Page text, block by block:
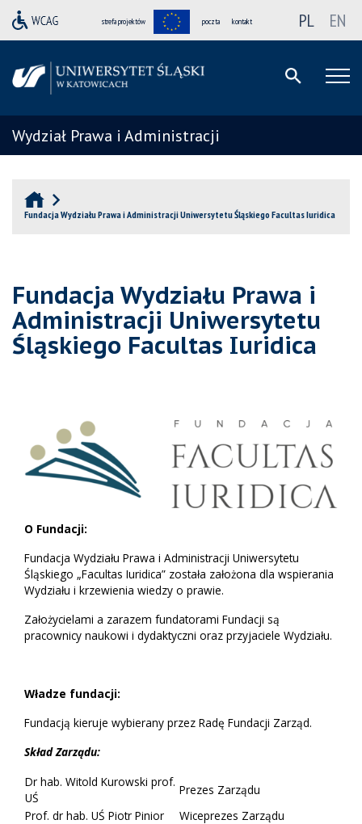
strefa projektów poczta kontakt PL EN
Wydział Prawa i Administracji
Fundacja Wydziału Prawa i Administracji Uniwersytetu Śląskiego Facultas Iuridica
Fundacja Wydziału Prawa i
Administracji Uniwersytetu
Śląskiego Facultas Iuridica
O Fundacji:
Fundacja Wydziału Prawa i Administracji Uniwersytetu
Śląskiego „Facultas Iuridica” została założona dla wspierania
Wydziału i krzewienia wiedzy o prawie.
Założycielami a zarazem fundatorami Fundacji są
pracownicy naukowi i dydaktyczni oraz przyjaciele Wydziału.
Władze fundacji:
Fundacją kieruje wybierany przez Radę Fundacji Zarząd.
Skład Zarządu:
Dr hab. Witold Kurowski prof.
UŚ
Prezes Zarządu
Prof. dr hab. UŚ Piotr Pinior
Wiceprezes Zarządu